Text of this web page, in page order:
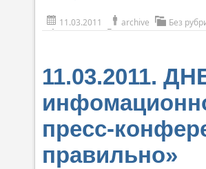
11.03.2011 archive Без
11.03.2011.
пресс-
правильно»